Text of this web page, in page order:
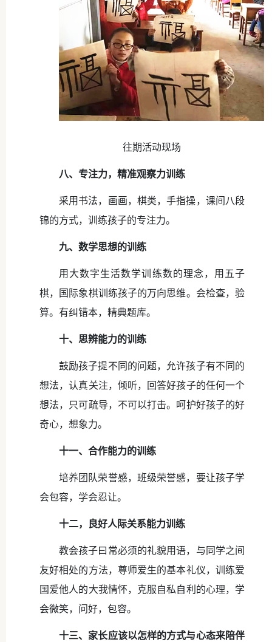
往期活动现场
八、专注力，精准观察力训练
采用书法，画画，棋类，手指操，课间八段
锦的方式，训练孩子的专注力。
九、数学思想的训练
用大数字生活数学训练数的理念，用五子
棋，国际象棋训练孩子的万向思维。会检查，验
算。有纠错本，精典题库。
十、思辨能力的训练
鼓励孩子提不同的问题，允许孩子有不同的
想法，认真关注，倾听，回答好孩子的任何一个
想法，只可疏导，不可以打击。呵护好孩子的好
奇心，想象力。
十一、合作能力的训练
培养团队荣誉感，班级荣誉感，要让孩子学
会包容，学会忍让。
十二，良好人际关系能力训练
教会孩子曰常必须的礼貌用语，与同学之间
友好相处的方法，尊师爱生的基本礼仪，训练爱
国爱他人的大我情怀，克服自私自利的心理，学
会微笑，问好，包容。
十三、家长应该以怎样的方式与心态来陪伴